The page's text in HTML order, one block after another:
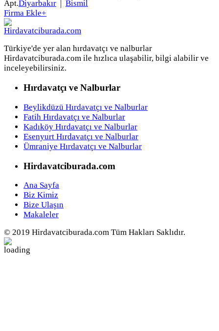
Apt.Diyarbakır
Bismil
Firma Ekle+
Türkiye'de yer alan hırdavatçı ve nalburlar
Hirdavatciburada.com ile hızlıca ulaşabilir, bilgi alabilir ve
inceleyebilirsiniz.
Hırdavatçı ve Nalburlar
Beylikdüzü Hırdavatçı ve Nalburlar
Fatih Hırdavatçı ve Nalburlar
Kadıköy Hırdavatçı ve Nalburlar
Esenyurt Hırdavatçı ve Nalburlar
Ümraniye Hırdavatçı ve Nalburlar
Hirdavatciburada.com
Ana Sayfa
Biz Kimiz
Bize Ulaşın
Makaleler
© 2019 Hirdavatciburada.com Tüm Hakları Saklıdır.